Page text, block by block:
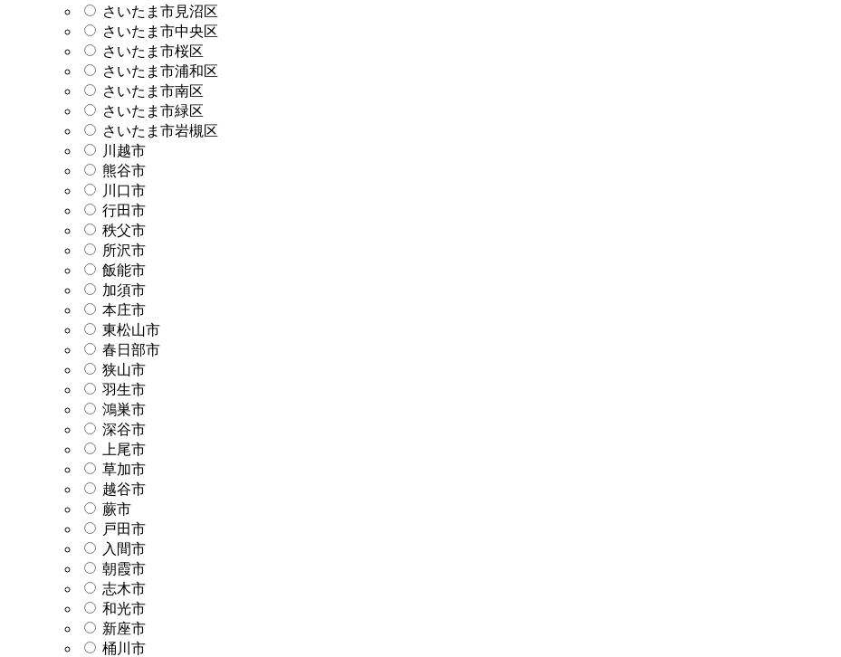
さいたま市見沼区
さいたま市中央区
さいたま市桜区
さいたま市浦和区
さいたま市南区
さいたま市緑区
さいたま市岩槻区
川越市
熊谷市
川口市
行田市
秩父市
所沢市
飯能市
加須市
本庄市
東松山市
春日部市
狭山市
羽生市
鴻巣市
深谷市
上尾市
草加市
越谷市
蕨市
戸田市
入間市
朝霞市
志木市
和光市
新座市
桶川市